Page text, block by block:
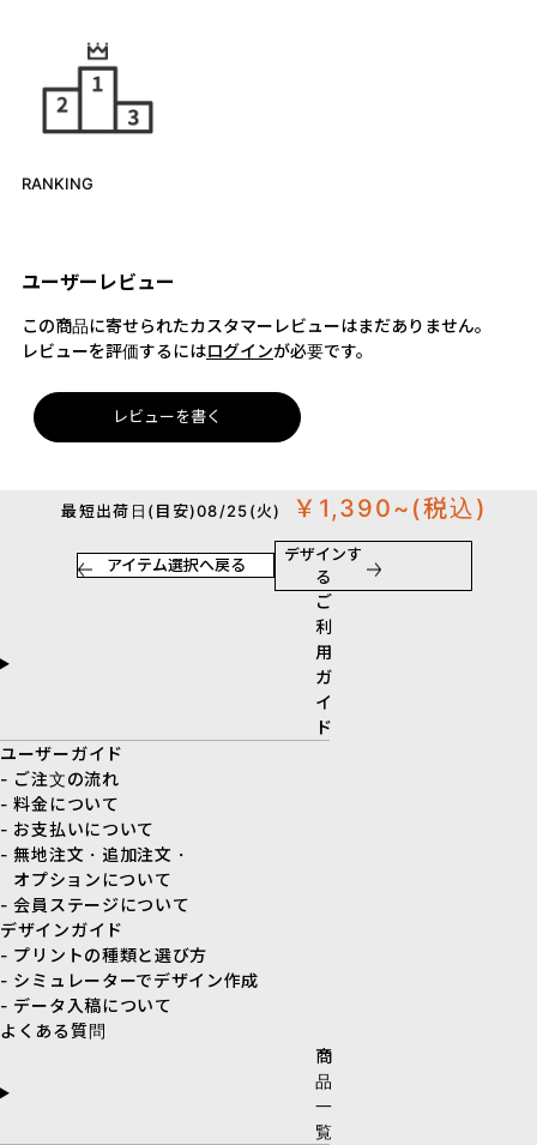
RANKING
ユーザーレビュー
この商品に寄せられたカスタマーレビューはまだありません。
レビューを評価するにはログインが必要です。
レビューを書く
最短出荷日(目安)08/25(火) ￥1,390~ (税込)
アイテム選択へ戻る
デザインす
る
ご
利
用
ガ
イ
ド
ユーザーガイド
- ご注文の流れ
- 料金について
- お支払いについて
- 無地注文・追加注文・
オプションについて
- 会員ステージについて
デザインガイド
- プリントの種類と選び方
- シミュレーターでデザイン作成
- データ入稿について
よくある質問
商
品
一
覧